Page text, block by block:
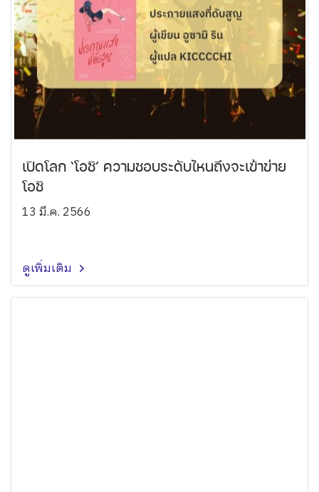
เปิดโลก ‘โอชิ’ ความชอบระดับไหนถึงจะเข้าข่าย
โอชิ
13 มี.ค. 2566
ดูเพิ่มเติม